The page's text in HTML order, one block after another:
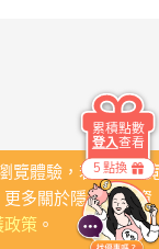
覽體驗，若繼續瀏
多關於隱私保護資
政策。
5 點換
累積點數
登入查看